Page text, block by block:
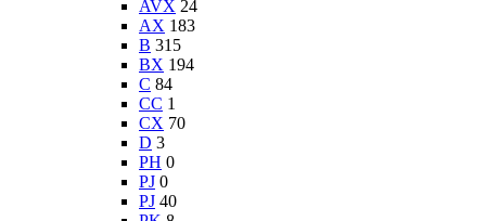
AVX 24
AX 183
B 315
BX 194
C 84
CC 1
CX 70
D 3
PH 0
PJ 0
PJ 40